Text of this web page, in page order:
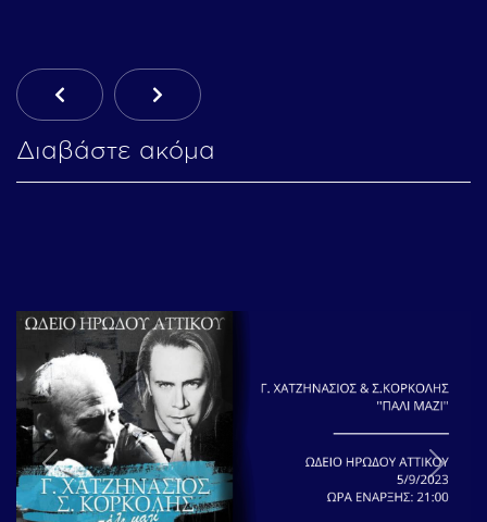
Προηγούμενο Άρθρο: H Axion Hellas Στο Peace
Επόμενο Άρθρο: 3η Αποστολή: Ψαρά
Διαβάστε ακόμα
Previous Next